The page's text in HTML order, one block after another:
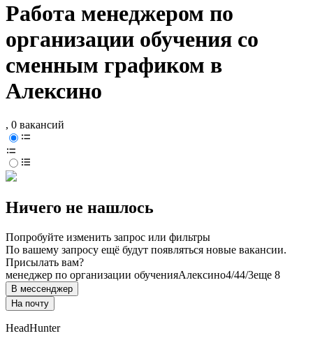
Работа менеджером по
организации обучения со
сменным графиком в
Алексино
, 0 вакансий
Ничего не нашлось
Попробуйте изменить запрос или фильтры
По вашему запросу ещё будут появляться новые вакансии.
Присылать вам?
менеджер по организации обученияАлексино4/44/3еще 8
В мессенджер
На почту
HeadHunter